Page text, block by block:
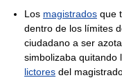
Los magistrados que
dentro de los límites
ciudadano a ser
simbolizaba quitando
lictores del